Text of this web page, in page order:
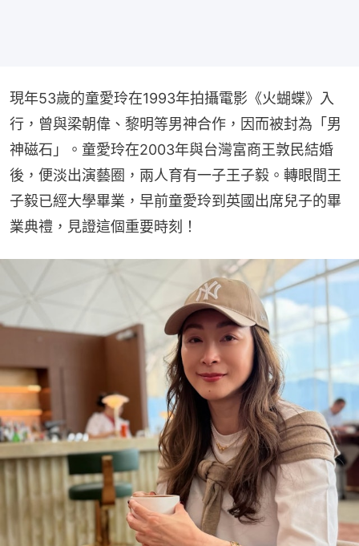
現年53歲的童愛玲在1993年拍攝電影《火蝴蝶》入
行，曾與梁朝偉、黎明等男神合作，因而被封為「男
神磁石」。童愛玲在2003年與台灣富商王敦民結婚
後，便淡出演藝圈，兩人育有一子王子毅。轉眼間王
子毅已經大學畢業，早前童愛玲到英國出席兒子的畢
業典禮，見證這個重要時刻！